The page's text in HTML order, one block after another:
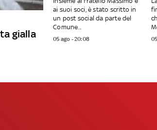
gialla
ai suoi soci, è stato scritto in
un post social da parte del
Comune...
05 ago - 20:08